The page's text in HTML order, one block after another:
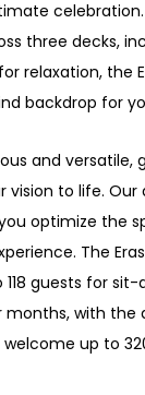
three decks,
relaxation, the
backdrop for
and versatile,
vision to life.
optimize the
The
guests for sit-
with the
up to